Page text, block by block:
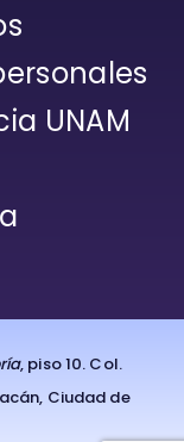
UNAM
, piso 10. Col.
Ciudad de